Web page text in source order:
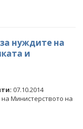
нуждите на
и
07.10.2014
Министерството на